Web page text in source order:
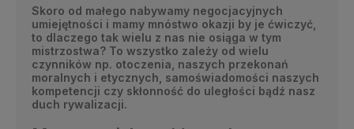
Skoro od małego nabywamy negocjacyjnych
umiejętności i mamy mnóstwo okazji by je ćwiczyć,
to dlaczego tak wielu z nas nie osiąga w tym
mistrzostwa? To wszystko zależy od wielu
czynników np. otoczenia, naszych przekonań
moralnych i etycznych, samoświadomości naszych
kompetencji czy skłonność do uległości bądź nasz
duch rywalizacji.